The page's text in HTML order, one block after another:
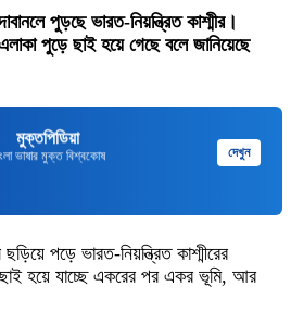
পুড়ছে ভারত-নিয়ন্ত্রিত কাশ্মীর।
পুড়ে ছাই হয়ে গেছে বলে জানিয়েছে
মুক্তপিডিয়া
ভাষার মুক্ত বিশ্বকোষ দেখুন
পড়ে ভারত-নিয়ন্ত্রিত কাশ্মীরের
হয়ে যাচ্ছে একরের পর একর ভূমি, আর